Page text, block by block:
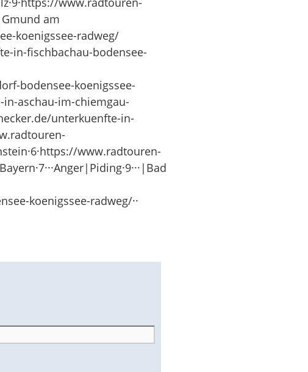
am
koenigssee-radweg/
in-fischbachau-bodensee-
bodensee-koenigssee-
in-aschau-im-chiemgau-
unterkuenfte-in-
www.radtouren-
koenigssee-radweg/··